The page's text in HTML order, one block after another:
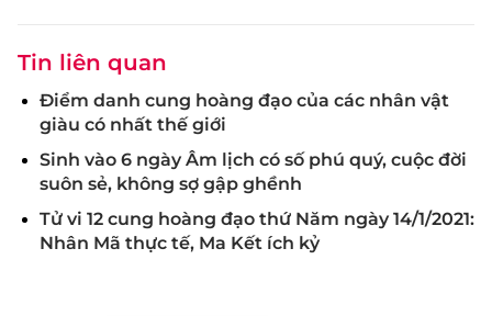
Tin liên quan
Điểm danh cung hoàng đạo của các nhân vật
giàu có nhất thế giới
Sinh vào 6 ngày Âm lịch có số phú quý, cuộc đời
suôn sẻ, không sợ gập ghềnh
Tử vi 12 cung hoàng đạo thứ Năm ngày 14/1/2021:
Nhân Mã thực tế, Ma Kết ích kỷ